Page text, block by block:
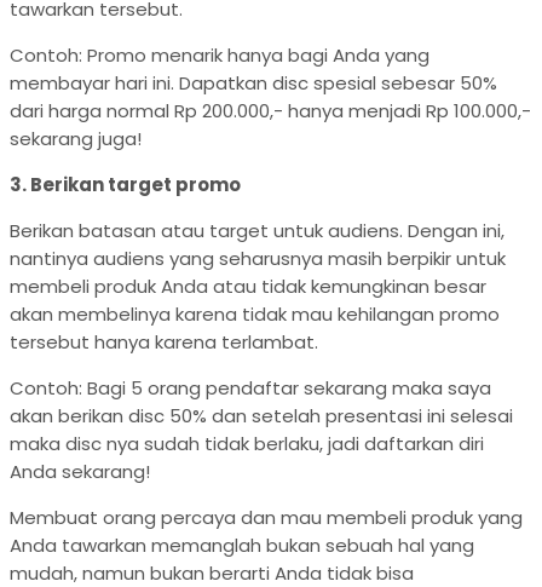
tawarkan tersebut.
Contoh: Promo menarik hanya bagi Anda yang
membayar hari ini. Dapatkan disc spesial sebesar 50%
dari harga normal Rp 200.000,- hanya menjadi Rp 100.000,-
sekarang juga!
3. Berikan target promo
Berikan batasan atau target untuk audiens. Dengan ini,
nantinya audiens yang seharusnya masih berpikir untuk
membeli produk Anda atau tidak kemungkinan besar
akan membelinya karena tidak mau kehilangan promo
tersebut hanya karena terlambat.
Contoh: Bagi 5 orang pendaftar sekarang maka saya
akan berikan disc 50% dan setelah presentasi ini selesai
maka disc nya sudah tidak berlaku, jadi daftarkan diri
Anda sekarang!
Membuat orang percaya dan mau membeli produk yang
Anda tawarkan memanglah bukan sebuah hal yang
mudah, namun bukan berarti Anda tidak bisa